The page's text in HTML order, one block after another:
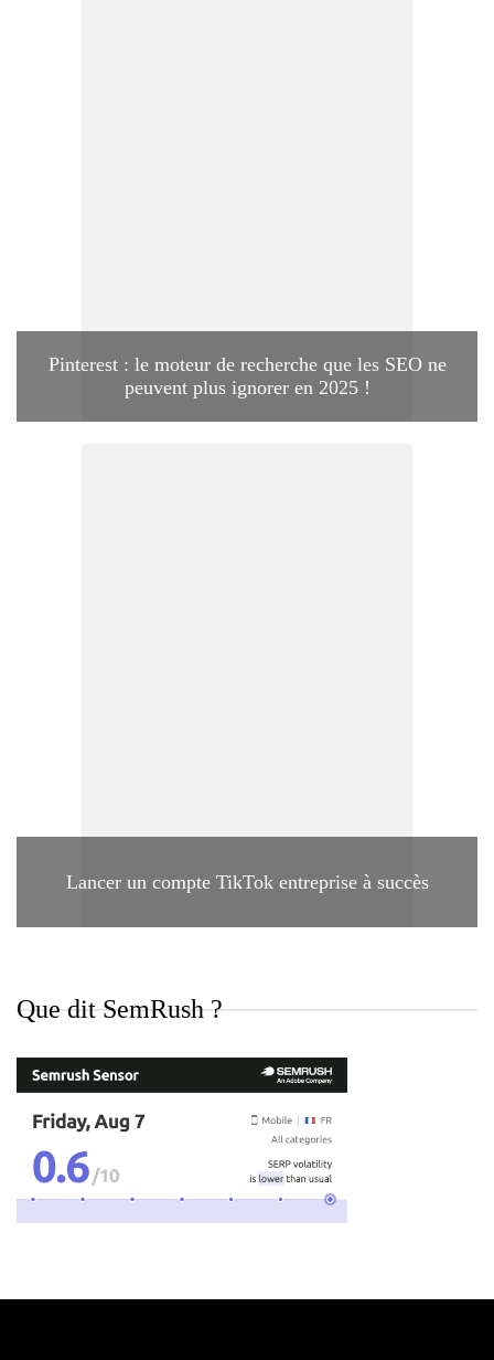
Pinterest : le moteur de recherche que les SEO ne
peuvent plus ignorer en 2025 !
Lancer un compte TikTok entreprise à succès
Que dit SemRush ?